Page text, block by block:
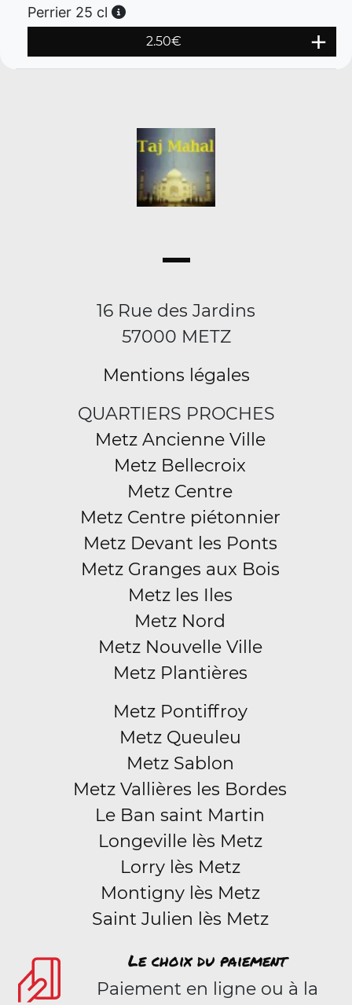
Perrier 25 cl
2.50€
16 Rue des Jardins
57000 METZ
Mentions légales
QUARTIERS PROCHES
Metz Ancienne Ville
Metz Bellecroix
Metz Centre
Metz Centre piétonnier
Metz Devant les Ponts
Metz Granges aux Bois
Metz les Iles
Metz Nord
Metz Nouvelle Ville
Metz Plantières
Metz Pontiffroy
Metz Queuleu
Metz Sablon
Metz Vallières les Bordes
Le Ban saint Martin
Longeville lès Metz
Lorry lès Metz
Montigny lès Metz
Saint Julien lès Metz
Le choix du paiement
Paiement en ligne ou à la